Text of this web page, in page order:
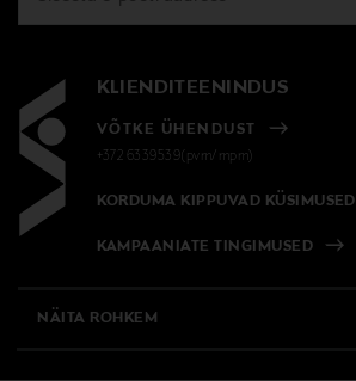
KLIENDITEENINDUS
VÕTKE ÜHENDUST
+372 6339539(pvm/mpm)
KORDUMA KIPPUVAD KÜSIMUSED
KAMPAANIATE TINGIMUSED
NÄITA ROHKEM